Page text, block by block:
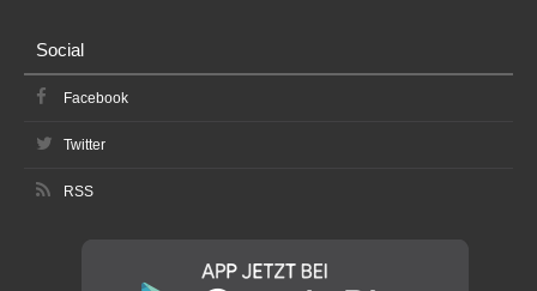
Social
Facebook
Twitter
RSS